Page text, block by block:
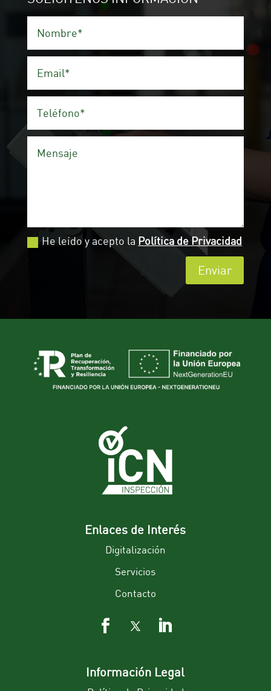
He leído y acepto la Política de Privacidad
Enviar
Enlaces de Interés
Digitalización
Servicios
Contacto
Información Legal